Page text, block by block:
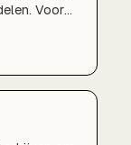
Voor
je team